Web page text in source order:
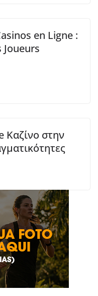
en Ligne :
Καζίνο στην